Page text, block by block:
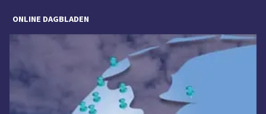
ONLINE DAGBLADEN